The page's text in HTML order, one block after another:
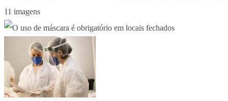
11 imagens